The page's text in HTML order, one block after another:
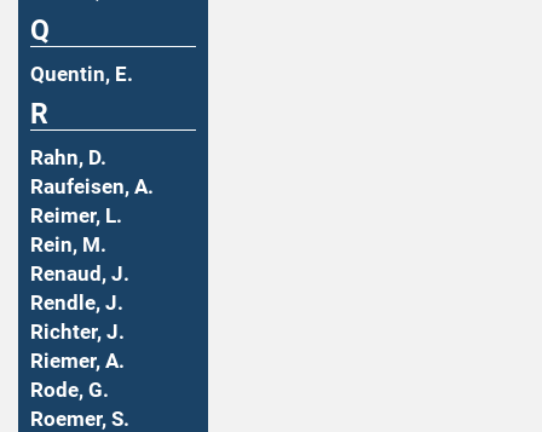
Q
Quentin, E.
R
Rahn, D.
Raufeisen, A.
Reimer, L.
Rein, M.
Renaud, J.
Rendle, J.
Richter, J.
Riemer, A.
Rode, G.
Roemer, S.